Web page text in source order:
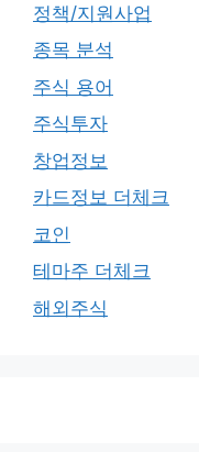
정책/지원사업
종목 분석
주식 용어
주식투자
창업정보
카드정보 더체크
코인
테마주 더체크
해외주식